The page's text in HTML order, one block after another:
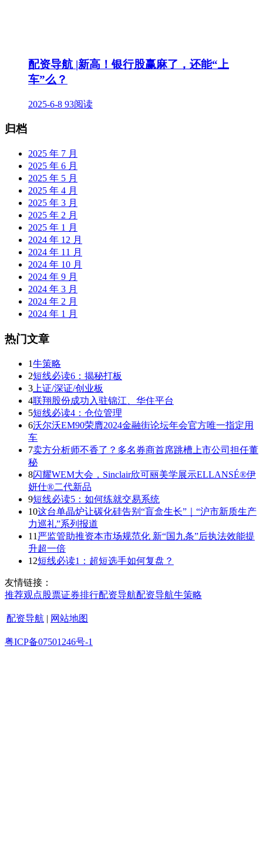
配资导航 |新高！银行股赢麻了，还能“上
车”么？
2025-6-8 93阅读
归档
2025 年 7 月
2025 年 6 月
2025 年 5 月
2025 年 4 月
2025 年 3 月
2025 年 2 月
2025 年 1 月
2024 年 12 月
2024 年 11 月
2024 年 10 月
2024 年 9 月
2024 年 3 月
2024 年 2 月
2024 年 1 月
热门文章
1牛策略
2短线必读6：揭秘打板
3 上证/深证/创业板
4联翔股份成功入驻锦江、华住平台
5短线必读4：仓位管理
6沃尔沃EM90荣膺2024金融街论坛年会官方唯一指定用
车
7卖方分析师不香了？多名券商首席跳槽上市公司担任董
秘
8闪耀WEM大会，Sinclair欣可丽美学展示ELLANSÉ®伊
妍仕®二代新品
9短线必读5：如何练就交易系统
10这台单晶炉让碳化硅告别“盲盒生长”｜“沪市新质生产
力巡礼”系列报道
11 严监管助推资本市场规范化 新“国九条”后执法效能提
升超一倍
12短线必读1：超短选手如何复盘？
友情链接：
推荐观点股票证券排行配资导航配资导航牛策略
配资导航 | 网站地图
粤ICP备07501246号-1